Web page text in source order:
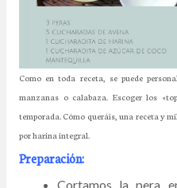
Como en toda receta, se puede
manzanas o calabaza. Escoger los
temporada. Cómo queráis, una receta y
por harina integral.
Preparación:
Cortamos la pera